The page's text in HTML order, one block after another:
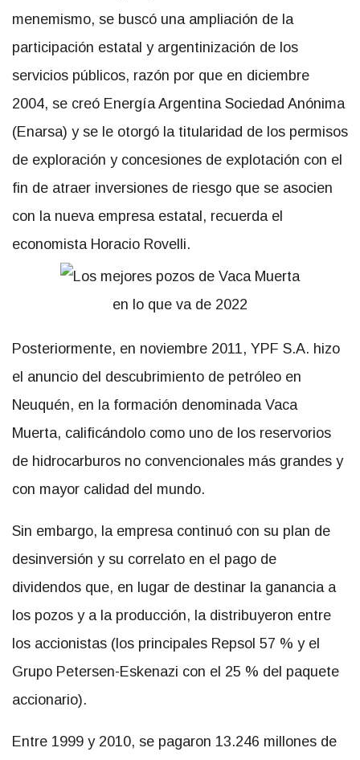
menemismo, se buscó una ampliación de la
participación estatal y argentinización de los
servicios públicos, razón por que en diciembre
2004, se creó Energía Argentina Sociedad Anónima
(Enarsa) y se le otorgó la titularidad de los permisos
de exploración y concesiones de explotación con el
fin de atraer inversiones de riesgo que se asocien
con la nueva empresa estatal, recuerda el
economista Horacio Rovelli.
Posteriormente, en noviembre 2011, YPF S.A. hizo
el anuncio del descubrimiento de petróleo en
Neuquén, en la formación denominada Vaca
Muerta, calificándolo como uno de los reservorios
de hidrocarburos no convencionales más grandes y
con mayor calidad del mundo.
Sin embargo, la empresa continuó con su plan de
desinversión y su correlato en el pago de
dividendos que, en lugar de destinar la ganancia a
los pozos y a la producción, la distribuyeron entre
los accionistas (los principales Repsol 57 % y el
Grupo Petersen-Eskenazi con el 25 % del paquete
accionario).
Entre 1999 y 2010, se pagaron 13.246 millones de